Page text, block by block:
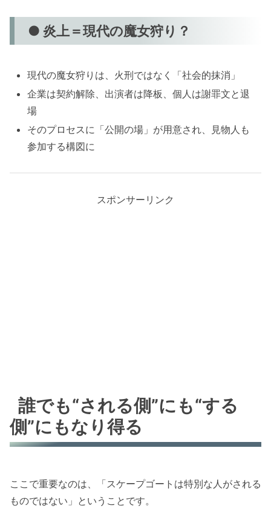
● 炎上＝現代の魔女狩り？
現代の魔女狩りは、火刑ではなく「社会的抹消」
企業は契約解除、出演者は降板、個人は謝罪文と退
場
そのプロセスに「公開の場」が用意され、見物人も
参加する構図に
スポンサーリンク
誰でも“される側”にも“する
側”にもなり得る
ここで重要なのは、「スケープゴートは特別な人がされる
ものではない」ということです。